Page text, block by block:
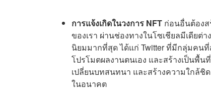
การแจ้งเกิดในวงการ NFT ก่อนอื่นต้อง
ของเรา ผ่านช่องทางในโซเชียลมีเดียต่
นิยมมากที่สุด ได้แก่ Twitter ที่มีกลุ่มคนที่
โปรโมตผลงานตนเอง และสร้างเป็นพื้
เปลี่ยนบทสนทนา และสร้างความใกล้ชิ
ในอนาคต